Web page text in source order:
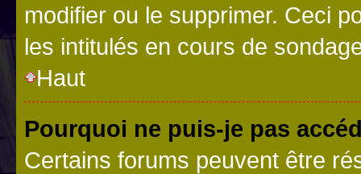
modifier ou le supprimer. Ceci
les intitulés en cours de
Haut
Pourquoi ne puis-je pas
Certains forums peuvent être